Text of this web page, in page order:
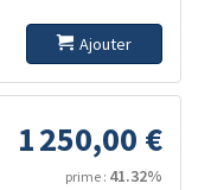
Ajouter
1 250,00 €
prime : 41.32%